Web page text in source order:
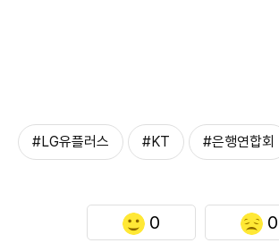
#LG유플러스 #KT #은행연합회
0 0